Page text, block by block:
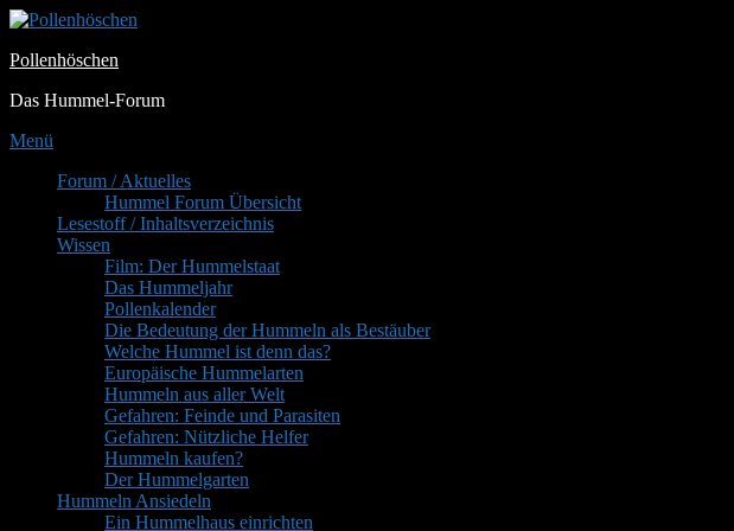
Zum
springen
Pollenhöschen
Das Hummel-Forum
Menü
PrimäresForum / Aktuelles
Hummel Forum Übersicht
Lesestoff / Inhaltsverzeichnis
Wissen
Film: Der Hummelstaat
Das Hummeljahr
Pollenkalender
Die Bedeutung der Hummeln als Bestäuber
Welche Hummel ist denn das?
Europäische Hummelarten
Hummeln aus aller Welt
Gefahren: Feinde und Parasiten
Gefahren: Nützliche Helfer
Hummeln kaufen?
Der Hummelgarten
Hummeln Ansiedeln
Ein Hummelhaus einrichten